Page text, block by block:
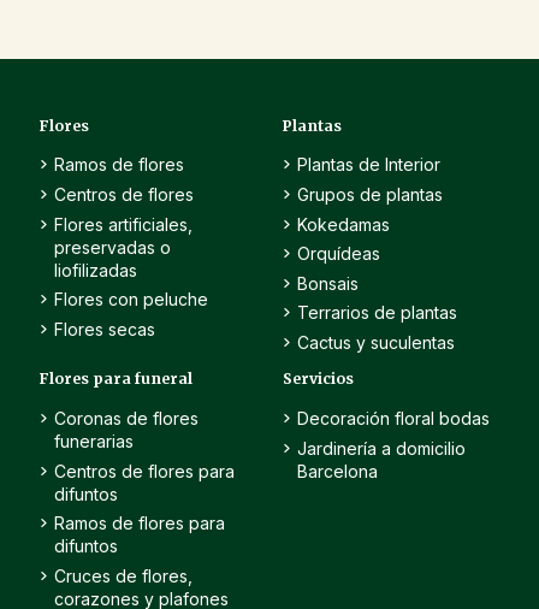
Flores
Ramos de flores
Centros de flores
Flores artificiales,
preservadas o
liofilizadas
Flores con peluche
Flores secas
Plantas
Plantas de Interior
Grupos de plantas
Kokedamas
Orquídeas
Bonsais
Terrarios de plantas
Cactus y suculentas
Flores para funeral
Coronas de flores
funerarias
Centros de flores para
difuntos
Ramos de flores para
difuntos
Cruces de flores,
corazones y plafones
Servicios
Decoración floral bodas
Jardinería a domicilio
Barcelona